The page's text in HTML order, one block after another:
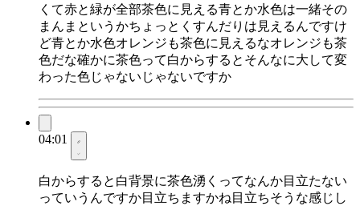
くて赤と緑が全部茶色に見える青とか水色は一緒その
まんまというかちょっとくすんだりは見えるんですけ
ど青とか水色オレンジも茶色に見えるなオレンジも茶
色だな確かに茶色って白からするとそんなに大して変
わった色じゃないじゃないですか
04:01
白からすると白背景に茶色湧くってなんか目立たない
っていうんですか目立ちますかね目立ちそうな感じし